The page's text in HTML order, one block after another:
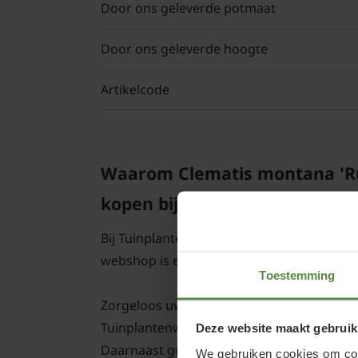
Toestemming
Deze website maakt
We gebruiken cookies om
Door ons geleverde potmaat
Door ons geleverde hoogte
Artikelcode
Waarom Clematis montana
kopen bij Tuinplantenwinkel.nl
Bij Tuinplantenwinkel.nl koopt u een
webshop is er ook een groot planten- en
Zorgeloos uw Clematis montana
Tuinplantenwinkel.nl verkopen we altijd
Daarnaast geven we aangroei garantie